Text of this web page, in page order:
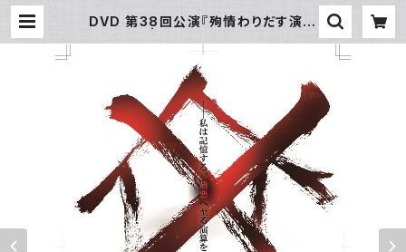
DVD 第38回公演『殉情わりだす演算